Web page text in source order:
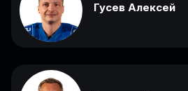
Гусев Алексей